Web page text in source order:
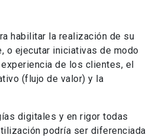
habilitar la realización de su
o ejecutar iniciativas de modo
de los clientes, el
(flujo de valor) y la
digitales y en rigor todas
podría ser diferenciada